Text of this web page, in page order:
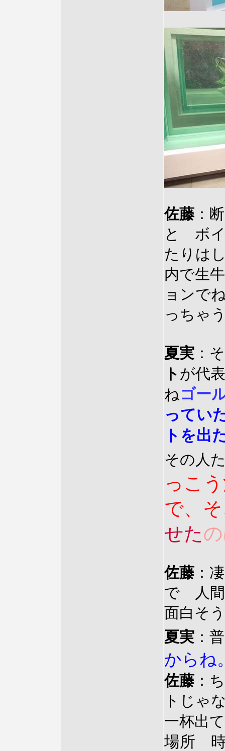
佐藤：
と ボ
たりは
内で生
ョンで
っちゃ
夏実 ：
ト が代
ねゴー
ってい
トを出
その人
っこ
で、
せた
佐藤：
で 人間
面白そ
夏実 ：
からね
佐藤：
トじゃ
一杯出
場所 時